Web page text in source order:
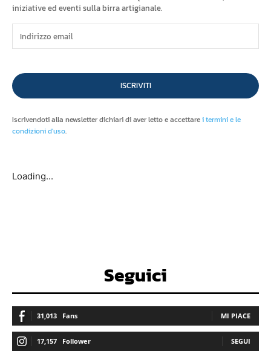
iniziative ed eventi sulla birra artigianale.
ISCRIVITI
Iscrivendoti alla newsletter dichiari di aver letto e accettarei termini e le
condizioni d'uso.
Loading...
Seguici
31,013 Fans MI PIACE
17,157 Follower SEGUI